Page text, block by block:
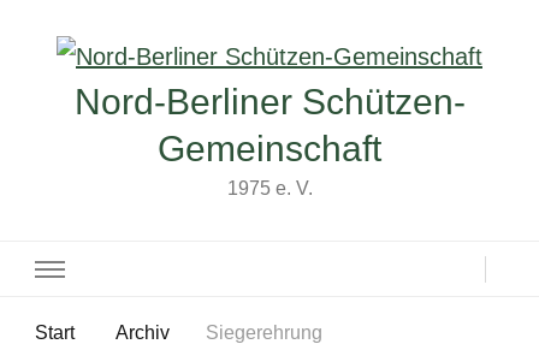
Nord-Berliner Schützen-
Gemeinschaft
1975 e. V.
Start Archiv Siegerehrung